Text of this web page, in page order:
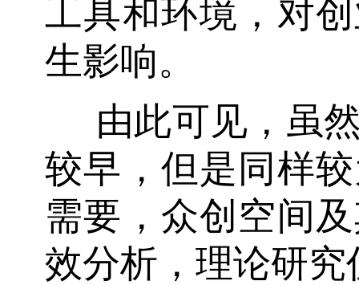
工具和环境，对
生影响。
由此可见，虽
较早，但是同样
需要，众创空间
效分析，理论研